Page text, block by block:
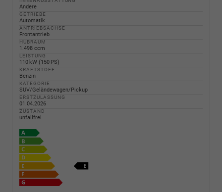
Andere
GETRIEBE
Automatik
ANTRIEBSACHSE
Frontantrieb
HUBRAUM
1.498 ccm
LEISTUNG
110 kW (150 PS)
KRAFTSTOFF
Benzin
KATEGORIE
SUV/Geländewagen/Pickup
ERSTZULASSUNG
01.04.2026
ZUSTAND
unfallfrei